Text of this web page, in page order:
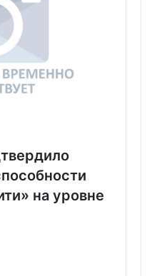
на уровне